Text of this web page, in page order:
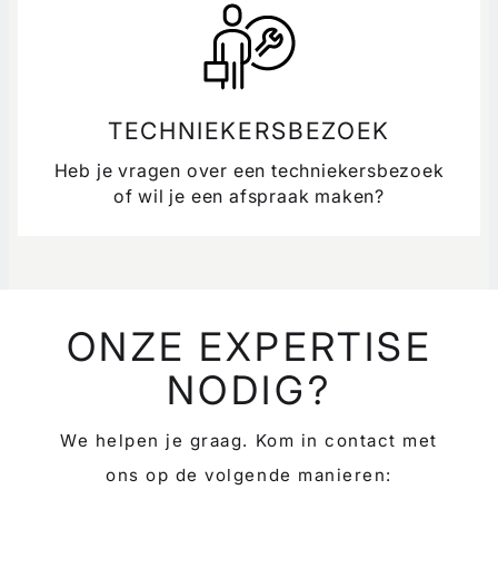
TECHNIEKERSBEZOEK
Heb je vragen over een techniekersbezoek
of wil je een afspraak maken?
ONZE EXPERTISE
NODIG?
We helpen je graag. Kom in contact met
ons op de volgende manieren: